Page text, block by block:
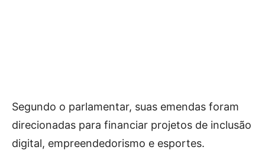
Segundo o parlamentar, suas emendas foram
direcionadas para financiar projetos de inclusão
digital, empreendedorismo e esportes.